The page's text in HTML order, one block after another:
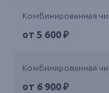
Комбинированная
от 5 600 ₽
Комбинированная
от 6 900 ₽